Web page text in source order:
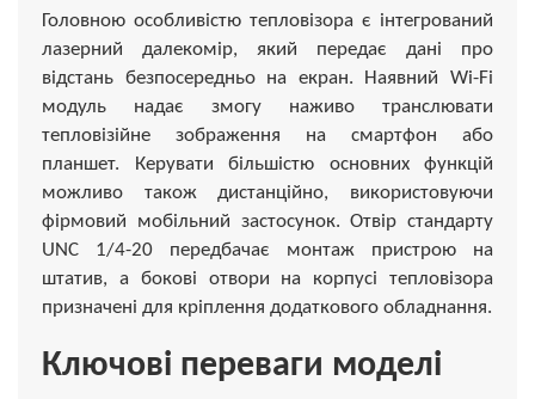
Головною особливістю тепловізора є інтегрований
лазерний далекомір, який передає дані про
відстань безпосередньо на екран. Наявний Wi-Fi
модуль надає змогу наживо транслювати
тепловізійне зображення на смартфон або
планшет. Керувати більшістю основних функцій
можливо також дистанційно, використовуючи
фірмовий мобільний застосунок. Отвір стандарту
UNC 1/4-20 передбачає монтаж пристрою на
штатив, а бокові отвори на корпусі тепловізора
призначені для кріплення додаткового обладнання.
Ключові переваги моделі